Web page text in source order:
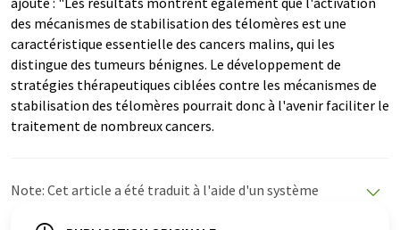
des mécanismes de stabilisation des télomères est une
caractéristique essentielle des cancers malins, qui les
distingue des tumeurs bénignes. Le développement de
stratégies thérapeutiques ciblées contre les mécanismes de
stabilisation des télomères pourrait donc à l'avenir faciliter le
traitement de nombreux cancers.
Note: Cet article a été traduit à l'aide d'un système